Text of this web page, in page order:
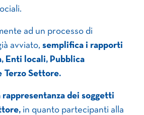
ad un processo di
avviato, semplifica i rapporti
Enti locali, Pubblica
Terzo Settore.
rappresentanza dei soggetti
in quanto partecipanti alla